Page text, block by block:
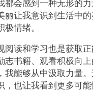
丽让我意识到生活中
情绪。
阅读和学习也是获取
志书籍、观看积极向
我能够从中汲取力量
，也让我看到更多可